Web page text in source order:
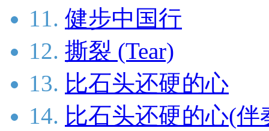
11. 健步中国行
12. 撕裂 (Tear)
13. 比石头还硬的心
14. 比石头还硬的心(伴